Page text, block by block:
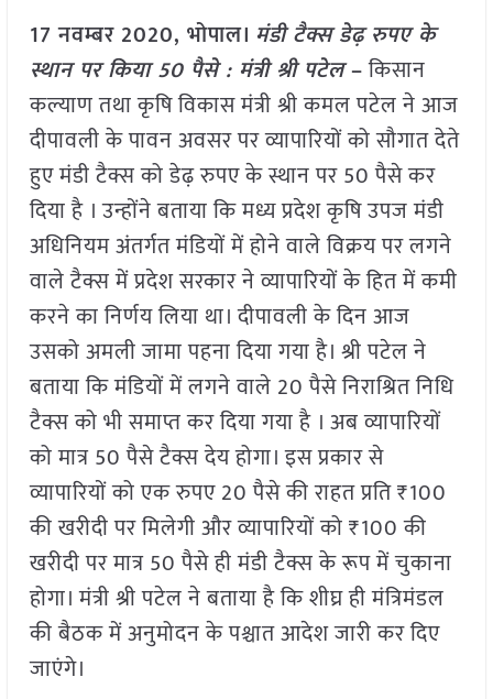
17 नवम्बर 2020, भोपाल। मंडी टैक्स डेढ़ रुपए के
स्थान पर किया 50 पैसे : मंत्री श्री पटेल–किसान
कल्याण तथा कृषि विकास मंत्री श्री कमल पटेल ने आज
दीपावली के पावन अवसर पर व्यापारियों को सौगात देते
हुए मंडी टैक्स को डेढ़ रुपए के स्थान पर 50 पैसे कर
दिया है । उन्होंने बताया कि मध्य प्रदेश कृषि उपज मंडी
अधिनियम अंतर्गत मंडियों में होने वाले विक्रय पर लगने
वाले टैक्स में प्रदेश सरकार ने व्यापारियों के हित में कमी
करने का निर्णय लिया था। दीपावली के दिन आज
उसको अमली जामा पहना दिया गया है। श्री पटेल ने
बताया कि मंडियों में लगने वाले 20 पैसे निराश्रित निधि
टैक्स को भी समाप्त कर दिया गया है । अब व्यापारियों
को मात्र 50 पैसे टैक्स देय होगा। इस प्रकार से
व्यापारियों को एक रुपए 20 पैसे की राहत प्रति ₹100
की खरीदी पर मिलेगी और व्यापारियों को ₹100 की
खरीदी पर मात्र 50 पैसे ही मंडी टैक्स के रूप में चुकाना
होगा। मंत्री श्री पटेल ने बताया है कि शीघ्र ही मंत्रिमंडल
की बैठक में अनुमोदन के पश्चात आदेश जारी कर दिए
जाएंगे।